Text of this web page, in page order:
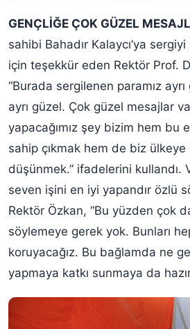
GENÇLİĞE ÇOK GÜZEL
sahibi Bahadır Kalaycı’ya
için teşekkür eden Rektör Prof.
“Burada sergilenen paramız ayrı
ayrı güzel. Çok güzel mesajlar
yapacağımız şey bizim hem bu
sahip çıkmak hem de biz
düşünmek.” ifadelerini kullandı.
seven işini en iyi yapandır özlü
Rektör Özkan, “Bu yüzden çok
söylemeye gerek yok. Bunları
koruyacağız. Bu bağlamda ne
yapmaya katkı sunmaya da